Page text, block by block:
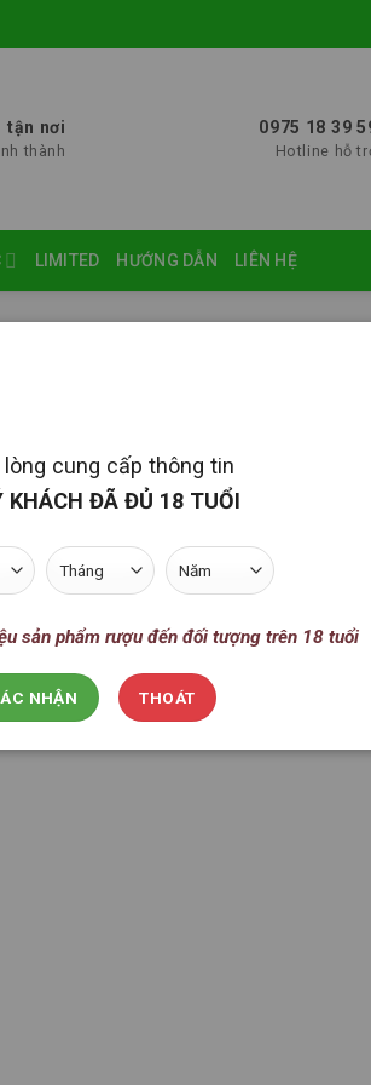
tận nơi
thành
0975 18 39
Hotline hỗ
LIMITED HƯỚNG DẪN LIÊN HỆ
Les
CÁC GIỐNG NHO KHÁC
Rượu Vang Le Grand Noir
lòng cung cấp thông tin
KHÁCH ĐÃ ĐỦ 18 TUỔI
sản phẩm rượu đến đối tượng trên 18 tuổi
NHẬN THOÁT